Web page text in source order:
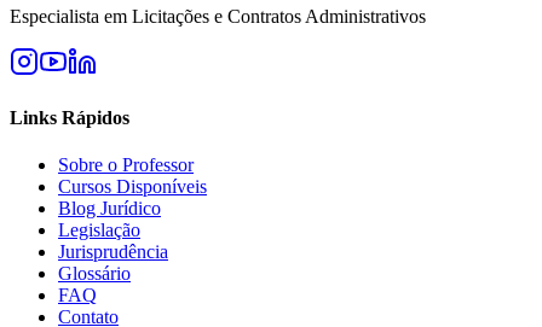
Especialista em Licitações e Contratos Administrativos
Links Rápidos
Sobre o Professor
Cursos Disponíveis
Blog Jurídico
Legislação
Jurisprudência
Glossário
FAQ
Contato